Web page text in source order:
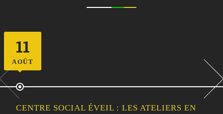
12
AOÛT
CENTRE SOCIAL ÉVEIL : SORTIE